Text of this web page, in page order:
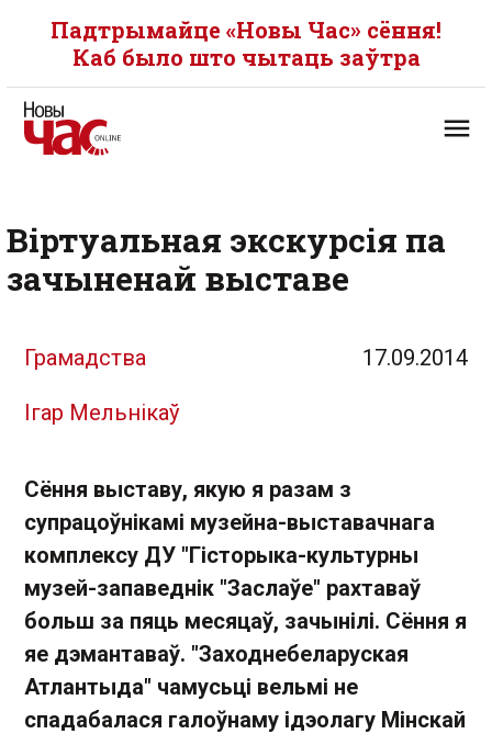
Падтрымайце «Новы Час» сёння!
Каб было што чытаць заўтра
Віртуальная экскурсія па
зачыненай выставе
Грамадства 17.09.2014
Ігар Мельнікаў
Сёння выставу, якую я разам з
супрацоўнікамі музейна-выставачнага
комплексу ДУ "Гісторыка-культурны
музей-запаведнік "Заслаўе" рахтаваў
больш за пяць месяцаў, зачынілі. Сёння я
яе дэмантаваў. "Заходнебеларуская
Атлантыда" чамусьці вельмі не
спадабалася галоўнаму ідэолагу Мінскай